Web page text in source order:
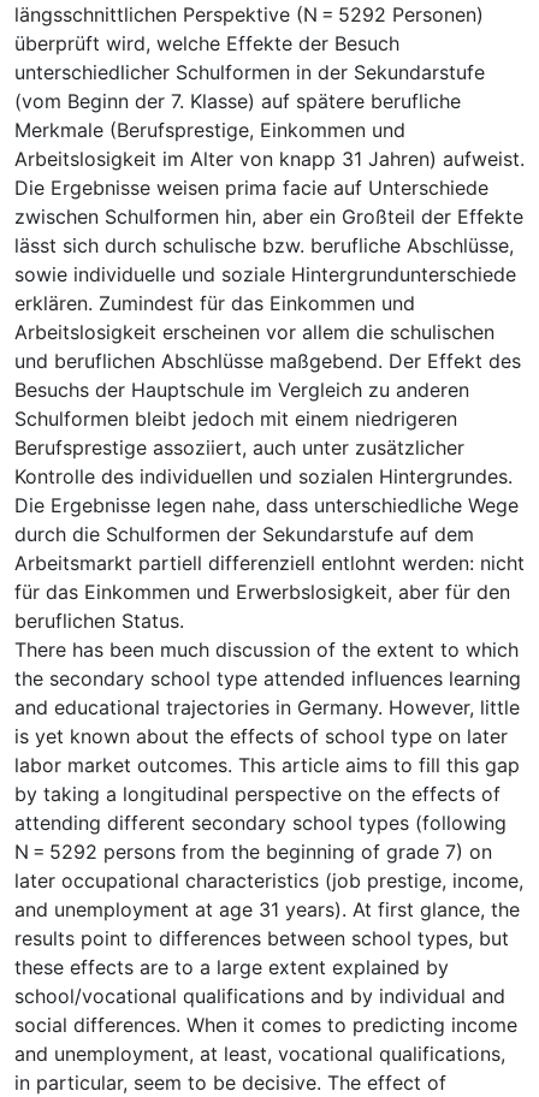
längsschnittlichen Perspektive (N = 5292 Personen)
überprüft wird, welche Effekte der Besuch
unterschiedlicher Schulformen in der Sekundarstufe
(vom Beginn der 7. Klasse) auf spätere berufliche
Merkmale (Berufsprestige, Einkommen und
Arbeitslosigkeit im Alter von knapp 31 Jahren) aufweist.
Die Ergebnisse weisen prima facie auf Unterschiede
zwischen Schulformen hin, aber ein Großteil der Effekte
lässt sich durch schulische bzw. berufliche Abschlüsse,
sowie individuelle und soziale Hintergrundunterschiede
erklären. Zumindest für das Einkommen und
Arbeitslosigkeit erscheinen vor allem die schulischen
und beruflichen Abschlüsse maßgebend. Der Effekt des
Besuchs der Hauptschule im Vergleich zu anderen
Schulformen bleibt jedoch mit einem niedrigeren
Berufsprestige assoziiert, auch unter zusätzlicher
Kontrolle des individuellen und sozialen Hintergrundes.
Die Ergebnisse legen nahe, dass unterschiedliche Wege
durch die Schulformen der Sekundarstufe auf dem
Arbeitsmarkt partiell differenziell entlohnt werden: nicht
für das Einkommen und Erwerbslosigkeit, aber für den
beruflichen Status.
There has been much discussion of the extent to which
the secondary school type attended influences learning
and educational trajectories in Germany. However, little
is yet known about the effects of school type on later
labor market outcomes. This article aims to fill this gap
by taking a longitudinal perspective on the effects of
attending different secondary school types (following
N = 5292 persons from the beginning of grade 7) on
later occupational characteristics (job prestige, income,
and unemployment at age 31 years). At first glance, the
results point to differences between school types, but
these effects are to a large extent explained by
school/vocational qualifications and by individual and
social differences. When it comes to predicting income
and unemployment, at least, vocational qualifications,
in particular, seem to be decisive. The effect of